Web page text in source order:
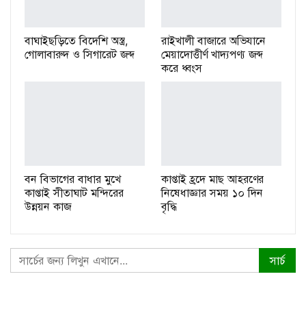
বাঘাইছড়িতে বিদেশি অস্ত্র,
গোলাবারুদ ও সিগারেট জব্দ
রাইখালী বাজারে অভিযানে
মেয়াদোত্তীর্ণ খাদ্যপণ্য জব্দ
করে ধ্বংস
বন বিভাগের বাধার মুখে
কাপ্তাই সীতাঘাট মন্দিরের
উন্নয়ন কাজ
কাপ্তাই হ্রদে মাছ আহরণের
নিষেধাজ্ঞার সময় ১০ দিন
বৃদ্ধি